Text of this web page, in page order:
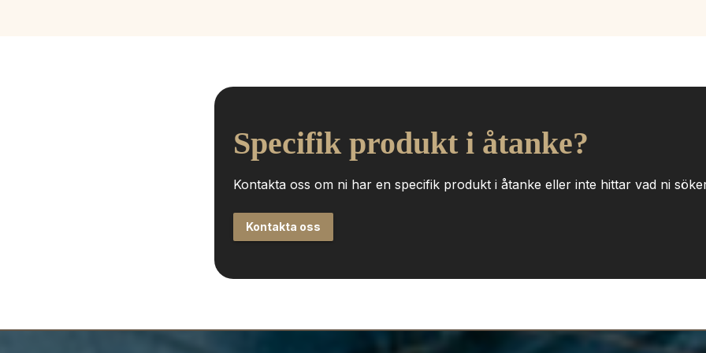
Specifik produkt i åtanke?
Kontakta oss om ni har en specifik produkt i åtanke eller inte hittar vad ni
Kontakta oss